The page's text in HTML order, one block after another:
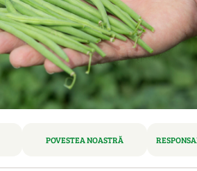
POVESTEA NOASTRĂ